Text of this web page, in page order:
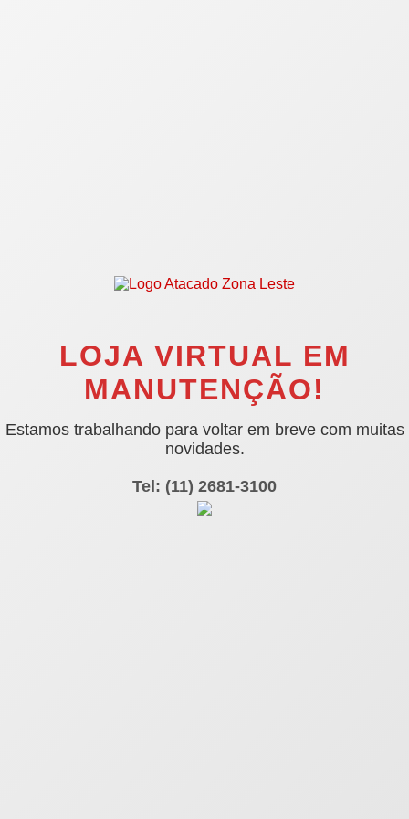
LOJA VIRTUAL EM
MANUTENÇÃO!
Estamos trabalhando para voltar em breve com muitas
novidades.
Tel: (11) 2681-3100